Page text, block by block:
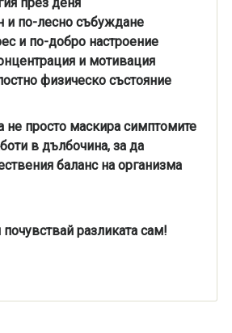
и по-лесно събуждане
и по-добро настроение
и мотивация
физическо състояние
не просто маскира симптомите
в дълбочина, за да
баланс на организма
разликата сам!